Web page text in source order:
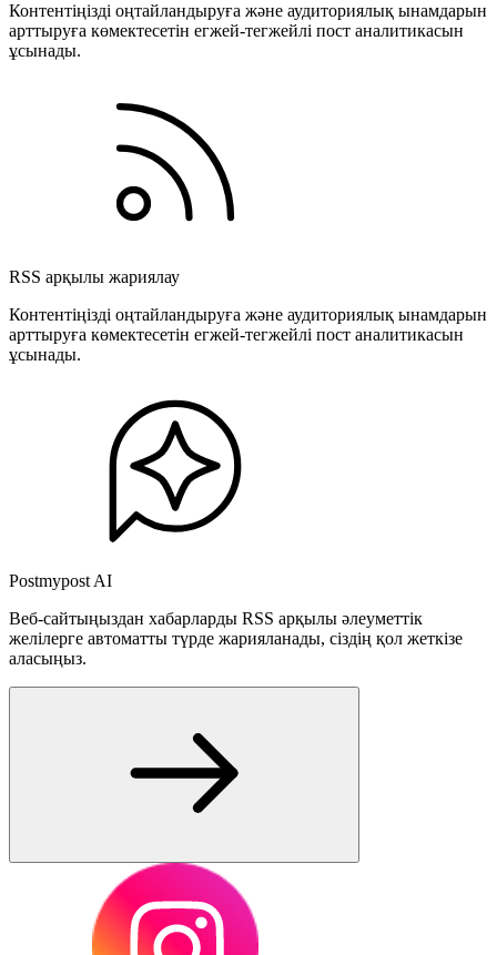
Контентіңізді оңтайландыруға және аудиториялық ынамдарын
арттыруға көмектесетін егжей-тегжейлі пост аналитикасын
ұсынады.
RSS арқылы жариялау
Контентіңізді оңтайландыруға және аудиториялық ынамдарын
арттыруға көмектесетін егжей-тегжейлі пост аналитикасын
ұсынады.
Postmypost AI
Веб-сайтыңыздан хабарларды RSS арқылы әлеуметтік
желілерге автоматты түрде жарияланады, сіздің қол жеткізе
аласыңыз.